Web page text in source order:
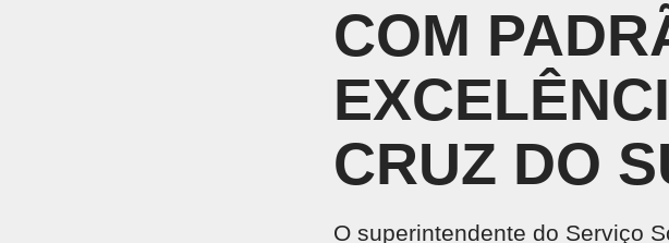
Treinamentos em
Locação de
Um lugar onde os alunos são instigados a valorizar o
conhecimento para garantir mais oportunidades na
INSTITUTO
Um espaço
formação
análise de dados,
CENTRAL
COM
CRUZ DO
O superintendente do Serviço